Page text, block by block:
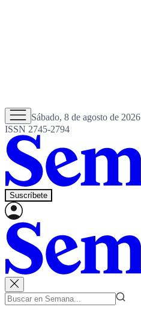
Sábado, 8 de agosto de 2026
ISSN 2745-2794
Suscríbete